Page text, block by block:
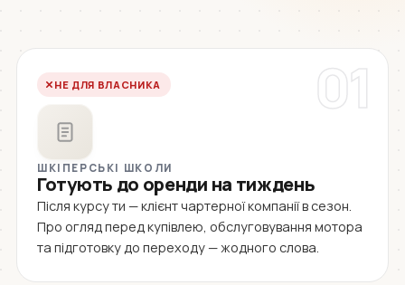
01
НЕ ДЛЯ ВЛАСНИКА
ШКІПЕРСЬКІ ШКОЛИ
Готують до оренди на тиждень
Після курсу ти — клієнт чартерної компанії в сезон.
Про огляд перед купівлею, обслуговування мотора
та підготовку до переходу — жодного слова.